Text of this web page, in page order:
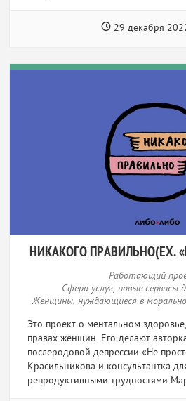
29 декабря
НИКАКОГО ПРАВИЛЬНО(EX.
Работающий
Сфера услуг, новые сервисы
Женщины, нуждающиеся в
Это проект о ментальном
правах женщин. Его делают
послеродовой депрессии «Не
Красильникова и консультантка
репродуктивными трудностями